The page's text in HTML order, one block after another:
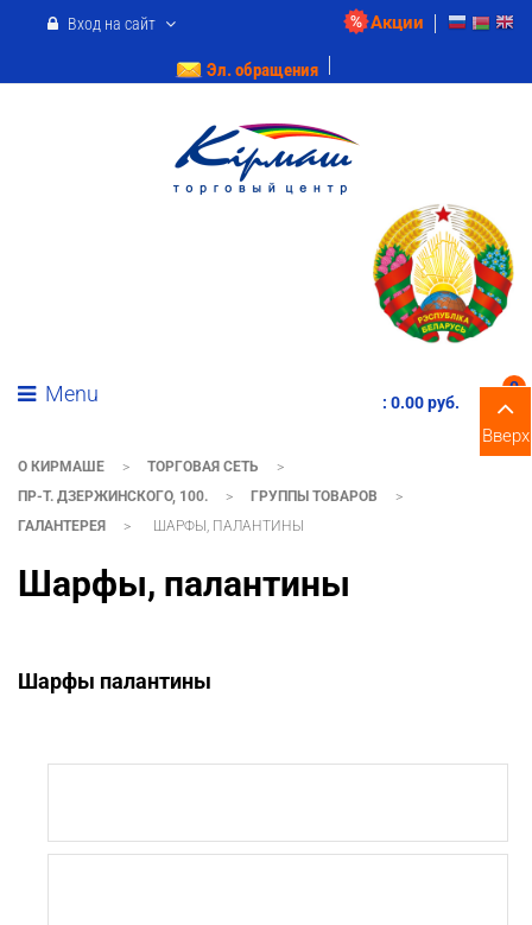
Акции
Вход на сайт
Эл. обращения
Menu
0
: 0.00 pуб.
О КИРМАШЕ > ТОРГОВАЯ СЕТЬ
>
ПР-Т. ДЗЕРЖИНСКОГО, 100.
> ГРУППЫ ТОВАРОВ
>
ГАЛАНТЕРЕЯ
> ШАРФЫ, ПАЛАНТИНЫ
Шарфы, палантины
Шарфы палантины
Вверх